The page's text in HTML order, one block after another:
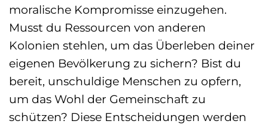
moralische Kompromisse einzugehen.
Musst du Ressourcen von anderen
Kolonien stehlen, um das Überleben deiner
eigenen Bevölkerung zu sichern? Bist du
bereit, unschuldige Menschen zu opfern,
um das Wohl der Gemeinschaft zu
schützen? Diese Entscheidungen werden